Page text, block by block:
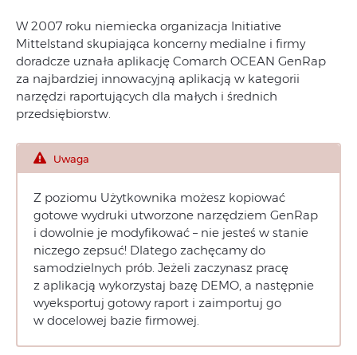
W 2007 roku niemiecka organizacja Initiative
Mittelstand skupiająca koncerny medialne i firmy
doradcze uznała aplikację Comarch OCEAN GenRap
za najbardziej innowacyjną aplikacją w kategorii
narzędzi raportujących dla małych i średnich
przedsiębiorstw.
Uwaga
Z poziomu Użytkownika możesz kopiować
gotowe wydruki utworzone narzędziem GenRap
i dowolnie je modyfikować – nie jesteś w stanie
niczego zepsuć! Dlatego zachęcamy do
samodzielnych prób. Jeżeli zaczynasz pracę
z aplikacją wykorzystaj bazę DEMO, a następnie
wyeksportuj gotowy raport i zaimportuj go
w docelowej bazie firmowej.